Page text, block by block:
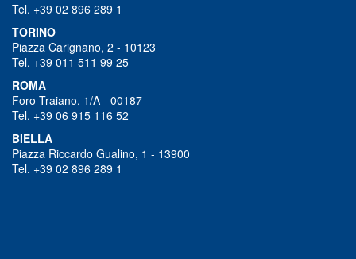
Tel. +39 02 896 289 1
TORINO
Piazza Carignano, 2 - 10123
Tel. +39 011 511 99 25
ROMA
Foro Traiano, 1/A - 00187
Tel. +39 06 915 116 52
BIELLA
Piazza Riccardo Gualino, 1 - 13900
Tel. +39 02 896 289 1